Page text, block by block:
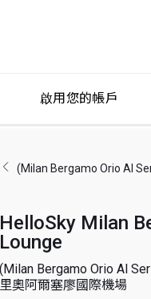
啟用您的帳戶
(Milan Bergamo Orio Al
HelloSky Milan
Lounge
(Milan Bergamo Orio Al
里奧阿爾塞廖國際機場